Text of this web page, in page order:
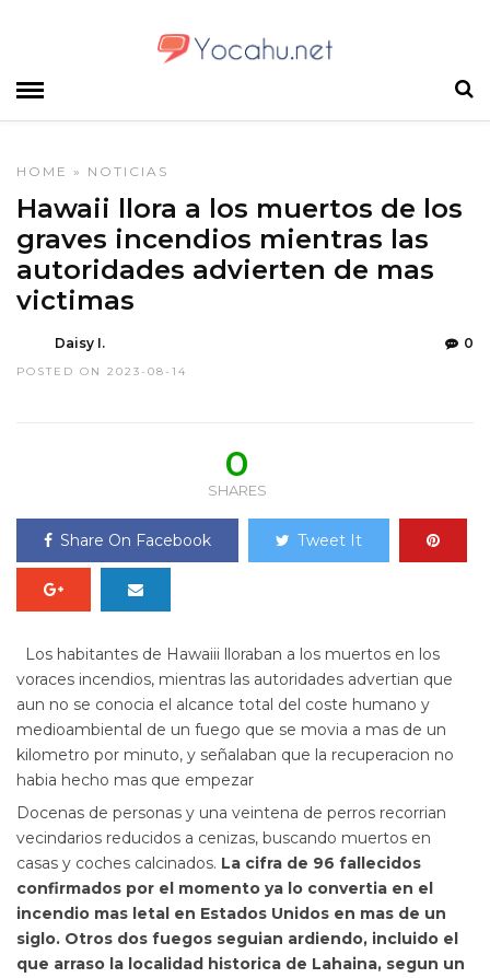
HOME » NOTICIAS
Hawaii llora a los muertos de los
graves incendios mientras las
autoridades advierten de mas
victimas
Daisy I.
POSTED ON 2023-08-14
0
0
SHARES
Share On Facebook Tweet It
Los habitantes de Hawaiii lloraban a los muertos en los
voraces incendios, mientras las autoridades advertian que
aun no se conocia el alcance total del coste humano y
medioambiental de un fuego que se movia a mas de un
kilometro por minuto, y señalaban que la recuperacion no
habia hecho mas que empezar
Docenas de personas y una veintena de perros recorrian
vecindarios reducidos a cenizas, buscando muertos en
casas y coches calcinados. La cifra de 96 fallecidos
confirmados por el momento ya lo convertia en el
incendio mas letal en Estados Unidos en mas de un
siglo. Otros dos fuegos seguian ardiendo, incluido el
que arraso la localidad historica de Lahaina, segun un